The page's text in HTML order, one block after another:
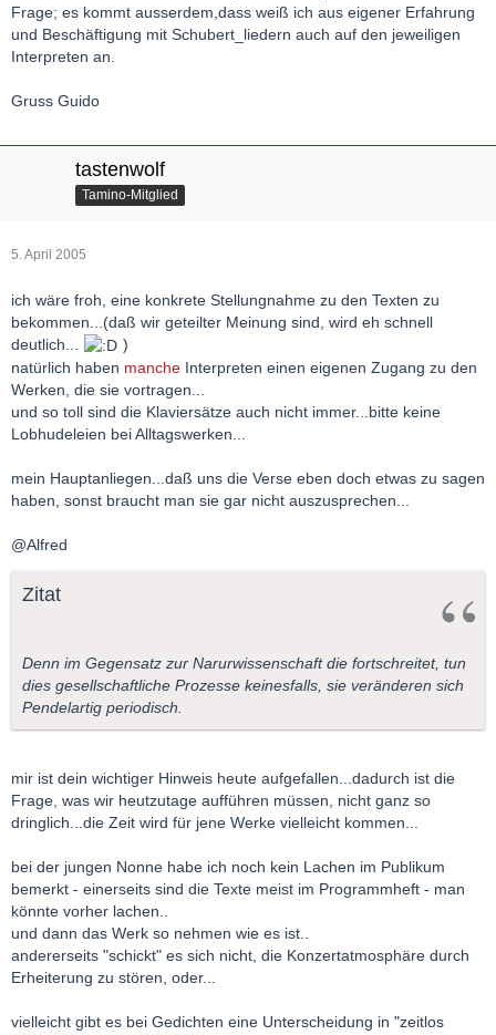
Frage; es kommt ausserdem,dass weiß ich aus eigener Erfahrung
und Beschäftigung mit Schubert_liedern auch auf den jeweiligen
Interpreten an.
Gruss Guido
tastenwolf
Tamino-Mitglied
5. April 2005
ich wäre froh, eine konkrete Stellungnahme zu den Texten zu
bekommen...(daß wir geteilter Meinung sind, wird eh schnell
deutlich...
)
natürlich haben manche Interpreten einen eigenen Zugang zu den
Werken, die sie vortragen...
und so toll sind die Klaviersätze auch nicht immer...bitte keine
Lobhudeleien bei Alltagswerken...
mein Hauptanliegen...daß uns die Verse eben doch etwas zu sagen
haben, sonst braucht man sie gar nicht auszusprechen...
@Alfred
Zitat
Denn im Gegensatz zur Narurwissenschaft die fortschreitet, tun
dies gesellschaftliche Prozesse keinesfalls, sie veränderen sich
Pendelartig periodisch.
mir ist dein wichtiger Hinweis heute aufgefallen...dadurch ist die
Frage, was wir heutzutage aufführen müssen, nicht ganz so
dringlich...die Zeit wird für jene Werke vielleicht kommen...
bei der jungen Nonne habe ich noch kein Lachen im Publikum
bemerkt - einerseits sind die Texte meist im Programmheft - man
könnte vorher lachen..
und dann das Werk so nehmen wie es ist..
andererseits "schickt" es sich nicht, die Konzertatmosphäre durch
Erheiterung zu stören, oder...
vielleicht gibt es bei Gedichten eine Unterscheidung in "zeitlos